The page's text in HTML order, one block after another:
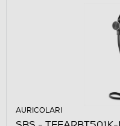
AURICOLARI